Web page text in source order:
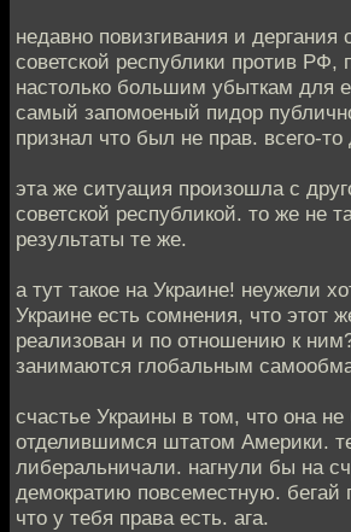
недавно повизгивания и
советской республики против РФ,
настолько большим убыткам для
самый запомоеный пидор
признал что был не прав. всего-то
эта же ситуация произошла с
советской республикой. то же не
результаты те же.
а тут такое на Украине! неужели
Украине есть сомнения, что этот
реализован и по отношению к
занимаются глобальным
счастье Украины в том, что она
отделившимся штатом Америки.
либеральничали. нагнули бы на
демократию повсеместную. бегай
что у тебя права есть. ага.